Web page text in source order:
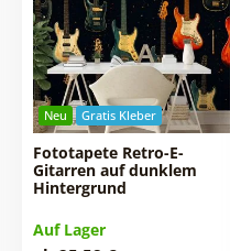
Neu Gratis Kleber
Fototapete Retro-E-
Gitarren auf dunklem
Hintergrund
Auf Lager